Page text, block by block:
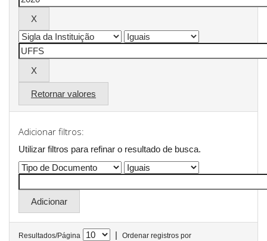
Retornar valores
Adicionar filtros:
Utilizar filtros para refinar o resultado de busca.
Resultados/Página |
Ordenar registros por